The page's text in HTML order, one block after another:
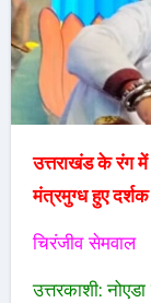
उत्तराखंड के रंग में रंगा नोएडा स्टेडियम,जीतू बगडवाल नाटक देख
मंत्रमुग्ध हुए दर्शक
चिरंजीव सेमवाल
उत्तरकाशी: